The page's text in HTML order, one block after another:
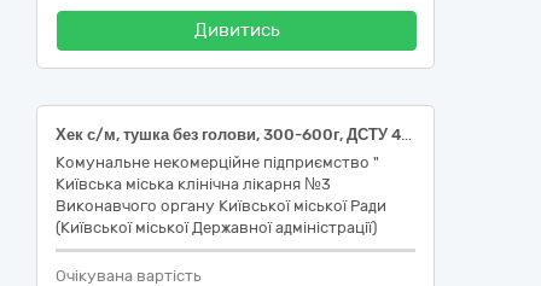
Дивитись
Хек с/м, тушка без голови, 300-600г, ДСТУ 4868
Комунальне некомерційне підприємство "
Київська міська клінічна лікарня №3
Виконавчого органу Київської міської Ради
(Київської міської Державної адміністрації)
Очікувана вартість